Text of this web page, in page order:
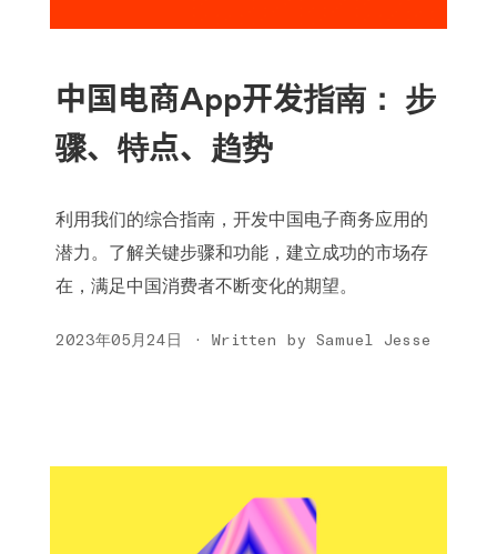
中国电商App开发指南： 步
骤、特点、趋势
利用我们的综合指南，开发中国电子商务应用的
潜力。了解关键步骤和功能，建立成功的市场存
在，满足中国消费者不断变化的期望。
2023年05月24日 · Written by Samuel Jesse